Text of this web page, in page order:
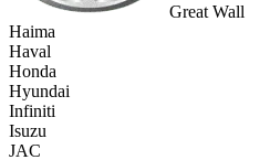
Great Wall
Haima
Haval
Honda
Hyundai
Infiniti
Isuzu
JAC